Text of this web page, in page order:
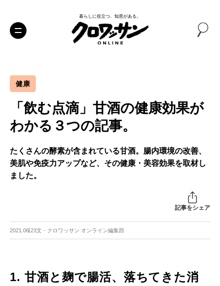
暮らしに役立つ、知恵がある。
健康
「飲む点滴」甘酒の健康効果が
わかる３つの記事。
たくさんの酵素が含まれている甘酒。腸内環境の改善、
美肌や免疫力アップなど、その健康・美容効果を取材し
ました。
記事をシェア
2021.06.23文・クロワッサン オンライン編集部
1. 甘酒と麹で腸活、落ちてきた消